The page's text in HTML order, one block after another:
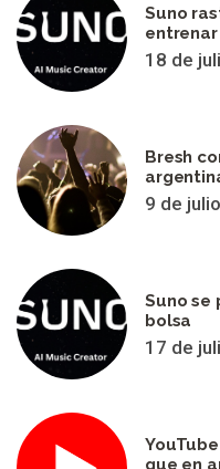
Suno
entrenar
18 de
Bresh
9 de
Suno se
bolsa
17 de
que en